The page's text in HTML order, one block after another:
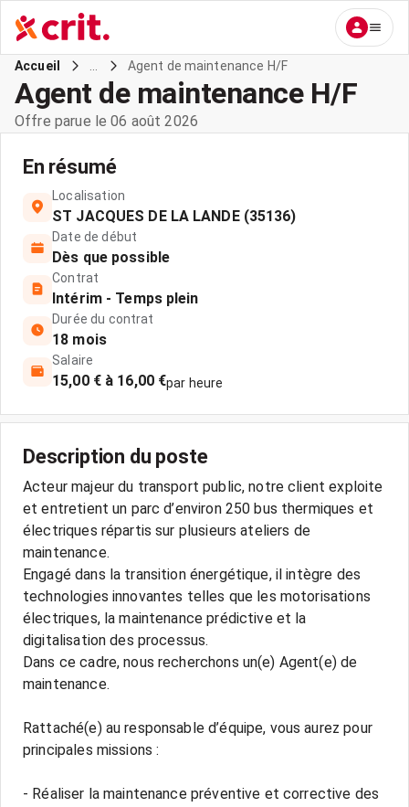
Accueil Agent de maintenance H/F
Agent de maintenance H/F
Offre parue le 06 août 2026
En résumé
Localisation
ST JACQUES DE LA LANDE (35136)
Date de début
Dès que possible
Contrat
Intérim - Temps plein
Durée du contrat
18 mois
Salaire
15,00 € à 16,00 €par heure
Description du poste
Acteur majeur du transport public, notre client exploite
et entretient un parc d’environ 250 bus thermiques et
électriques répartis sur plusieurs ateliers de
maintenance.
Engagé dans la transition énergétique, il intègre des
technologies innovantes telles que les motorisations
électriques, la maintenance prédictive et la
digitalisation des processus.
Dans ce cadre, nous recherchons un(e) Agent(e) de
maintenance.
Rattaché(e) au responsable d’équipe, vous aurez pour
principales missions :
- Réaliser la maintenance préventive et corrective des